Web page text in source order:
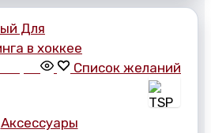
Список желаний
Аксессуары